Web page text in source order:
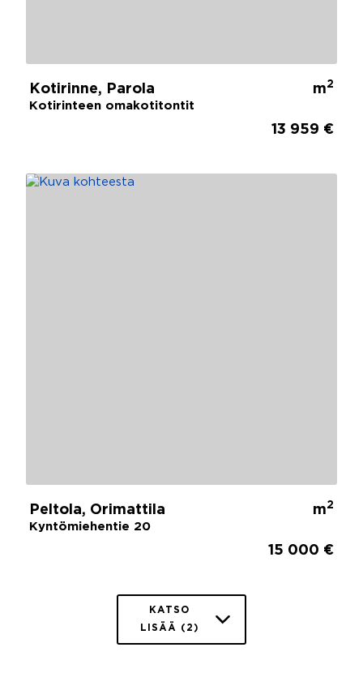
Kotirinne, Parola
Kotirinteen omakotitontit
m2
13 959 €
Peltola, Orimattila
Kyntömiehentie 20
m2
15 000 €
KATSO
LISÄÄ (2)